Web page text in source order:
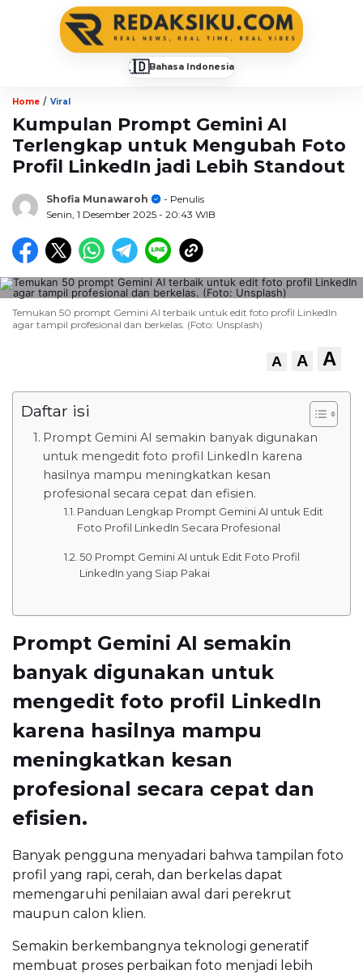
🇮🇩Bahasa Indonesia
Home / Viral
Kumpulan Prompt Gemini AI
Terlengkap untuk Mengubah Foto
Profil LinkedIn jadi Lebih Standout
Shofia Munawaroh
- Penulis
Senin, 1 Desember 2025 - 20:43 WIB
Temukan 50 prompt Gemini AI terbaik untuk edit foto profil LinkedIn
agar tampil profesional dan berkelas. (Foto: Unsplash)
A A A
Daftar isi
Prompt Gemini AI semakin banyak digunakan
untuk mengedit foto profil LinkedIn karena
hasilnya mampu meningkatkan kesan
profesional secara cepat dan efisien.
Panduan Lengkap Prompt Gemini AI untuk Edit
Foto Profil LinkedIn Secara Profesional
50 Prompt Gemini AI untuk Edit Foto Profil
LinkedIn yang Siap Pakai
Prompt Gemini AI semakin
banyak digunakan untuk
mengedit foto profil LinkedIn
karena hasilnya mampu
meningkatkan kesan
profesional secara cepat dan
efisien.
Banyak pengguna menyadari bahwa tampilan foto
profil yang rapi, cerah, dan berkelas dapat
memengaruhi penilaian awal dari perekrut
maupun calon klien.
Semakin berkembangnya teknologi generatif
membuat proses perbaikan foto menjadi lebih